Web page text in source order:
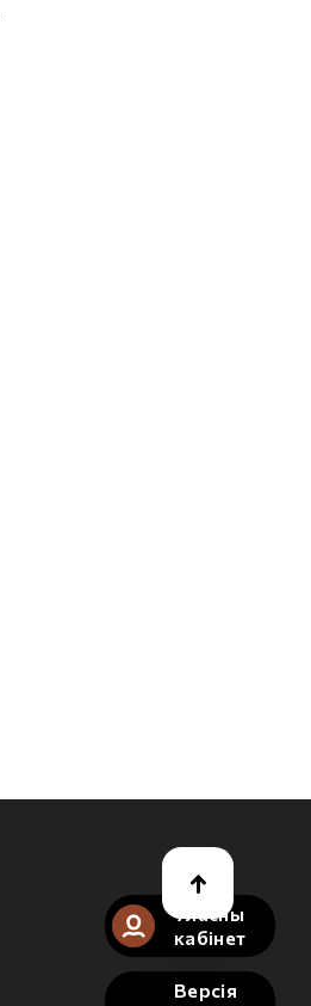
Уласны
кабінет
Версія